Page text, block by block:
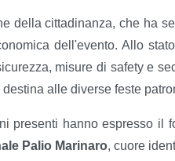
della cittadinanza, che ha
dell'evento. Allo
misure di safety e
alle diverse feste
presenti hanno espresso il
Palio Marinaro, cuore